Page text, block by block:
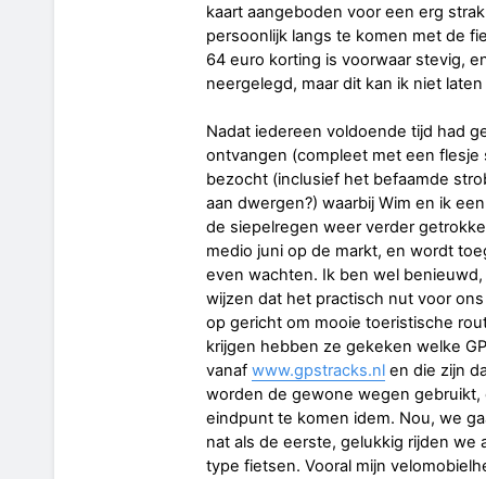
kaart aangeboden voor een erg
persoonlijk langs te komen met de
64 euro korting is voorwaar stevig,
neergelegd, maar dit kan ik niet
Nadat iedereen voldoende tijd had
ontvangen (compleet met een
bezocht (inclusief het befaamde
aan dwergen?) waarbij Wim en ik
de siepelregen weer verder
medio juni op de markt, en wordt
even wachten. Ik ben wel
wijzen dat het practisch nut voor
op gericht om mooie toeristische
krijgen hebben ze gekeken welke
vanaf www.gpstracks.nl en die zijn
worden de gewone wegen
eindpunt te komen idem. Nou, we
nat als de eerste, gelukkig rijden we
type fietsen. Vooral mijn